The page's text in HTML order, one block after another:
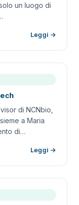
un luogo di
Leggi →
di NCNbio,
a Maria
di…
Leggi →